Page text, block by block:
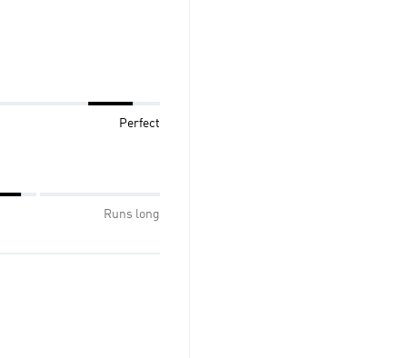
Perfect
Runs long